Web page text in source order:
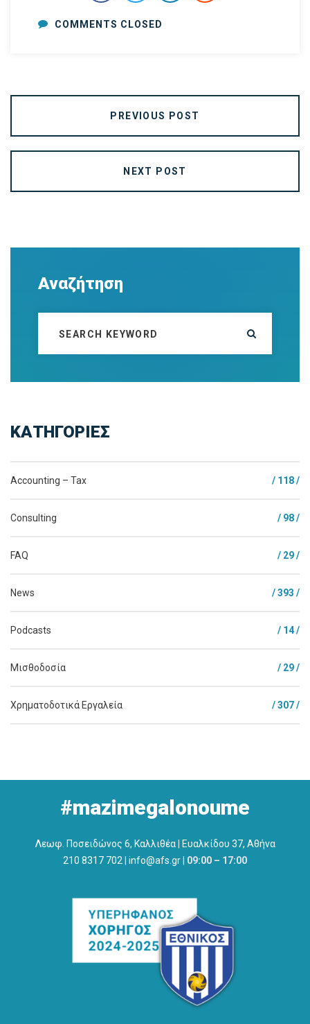
COMMENTS CLOSED
PREVIOUS POST
NEXT POST
Αναζήτηση
ΚΑΤΗΓΟΡΙΕΣ
Accounting – Tax / 118 /
Consulting / 98 /
FAQ / 29 /
News / 393 /
Podcasts / 14 /
Μισθοδοσία / 29 /
Χρηματοδοτικά Εργαλεία / 307 /
#mazimegalonoume
Λεωφ. Ποσειδώνος 6, Καλλιθέα|
Ευαλκίδου 37, Αθήνα
210 8317 702
info@afs.gr 09:00 – 17:00